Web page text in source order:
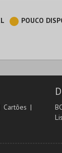
POUCO
Cartões